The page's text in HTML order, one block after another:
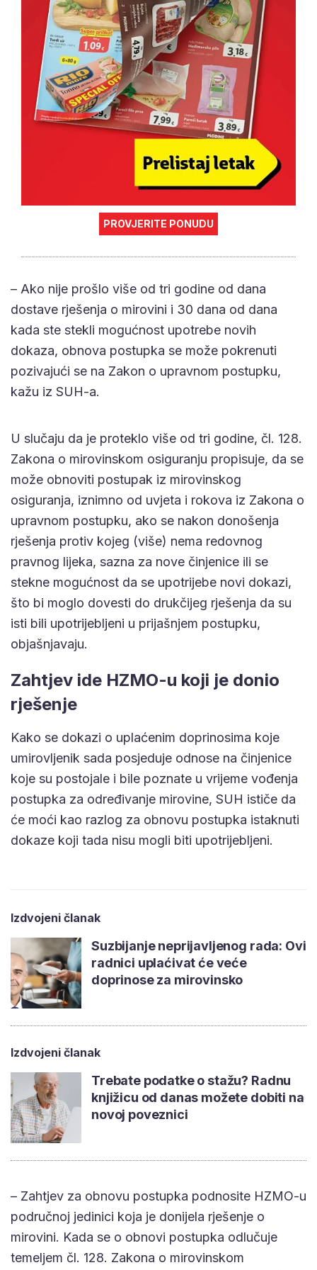
PROVJERITE PONUDU
– Ako nije prošlo više od tri godine od dana
dostave rješenja o mirovini i 30 dana od dana
kada ste stekli mogućnost upotrebe novih
dokaza, obnova postupka se može pokrenuti
pozivajući se na Zakon o upravnom postupku,
kažu iz SUH-a.
U slučaju da je proteklo više od tri godine, čl. 128.
Zakona o mirovinskom osiguranju propisuje, da se
može obnoviti postupak iz mirovinskog
osiguranja, iznimno od uvjeta i rokova iz Zakona o
upravnom postupku, ako se nakon donošenja
rješenja protiv kojeg (više) nema redovnog
pravnog lijeka, sazna za nove činjenice ili se
stekne mogućnost da se upotrijebe novi dokazi,
što bi moglo dovesti do drukčijeg rješenja da su
isti bili upotrijebljeni u prijašnjem postupku,
objašnjavaju.
Zahtjev ide HZMO-u koji je donio
rješenje
Kako se dokazi o uplaćenim doprinosima koje
umirovljenik sada posjeduje odnose na činjenice
koje su postojale i bile poznate u vrijeme vođenja
postupka za određivanje mirovine, SUH ističe da
će moći kao razlog za obnovu postupka istaknuti
dokaze koji tada nisu mogli biti upotrijebljeni.
Izdvojeni članak
Suzbijanje neprijavljenog rada: Ovi
radnici uplaćivat će veće
doprinose za mirovinsko
Izdvojeni članak
Trebate podatke o stažu? Radnu
knjižicu od danas možete dobiti na
novoj poveznici
– Zahtjev za obnovu postupka podnosite HZMO-u
područnoj jedinici koja je donijela rješenje o
mirovini. Kada se o obnovi postupka odlučuje
temeljem čl. 128. Zakona o mirovinskom